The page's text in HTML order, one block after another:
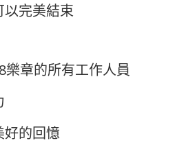
完美結束
樂章的所有工作人員
的回憶